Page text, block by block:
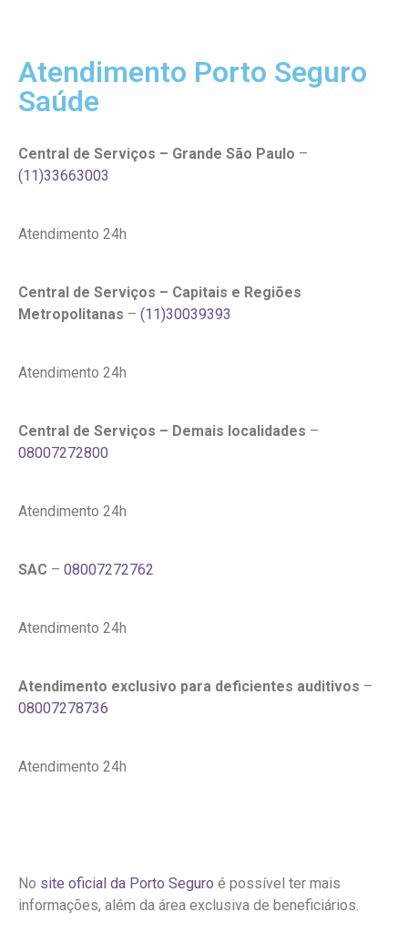
Atendimento Porto Seguro
Saúde
Central de Serviços – Grande São Paulo –
(11)33663003
Atendimento 24h
Central de Serviços – Capitais e Regiões
Metropolitanas – (11)30039393
Atendimento 24h
Central de Serviços – Demais localidades –
08007272800
Atendimento 24h
SAC – 08007272762
Atendimento 24h
Atendimento exclusivo para deficientes auditivos –
08007278736
Atendimento 24h
No site oficial da Porto Seguro é possível ter mais
informações, além da área exclusiva de beneficiários.